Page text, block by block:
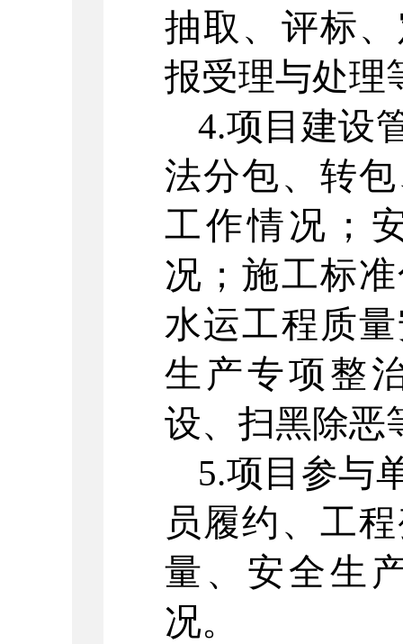
抽取、评标
报受理与处理
4.项目建设
法分包、转
工作情况；
况；施工标
水运工程质
生产专项整
设、扫黑除恶
5.项目参与
员履约、工
量、安全生
况。